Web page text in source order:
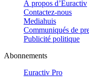
À propos d’Euractiv
Contactez-nous
Mediahuis
Communiqués de
Publicité politique
Abonnements
Euractiv Pro